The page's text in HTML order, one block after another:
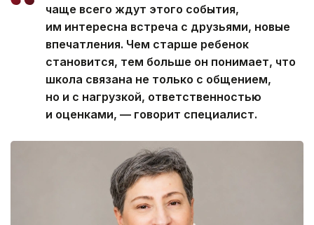
чаще всего ждут этого события,
им интересна встреча с друзьями, новые
впечатления. Чем старше ребенок
становится, тем больше он понимает, что
школа связана не только с общением,
но и с нагрузкой, ответственностью
и оценками, — говорит специалист.